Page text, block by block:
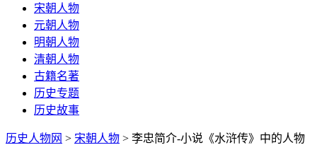
宋朝人物
元朝人物
明朝人物
清朝人物
古籍名著
历史专题
历史故事
历史人物网 > 宋朝人物 > 李忠简介-小说《水浒传》中的人物